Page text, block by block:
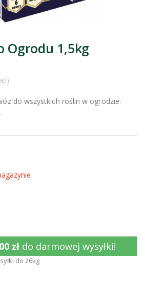
Ogrodu 1,5kg
do wszystkich roślin w ogrodzie:
zł do darmowej wysyłki!
do 26kg